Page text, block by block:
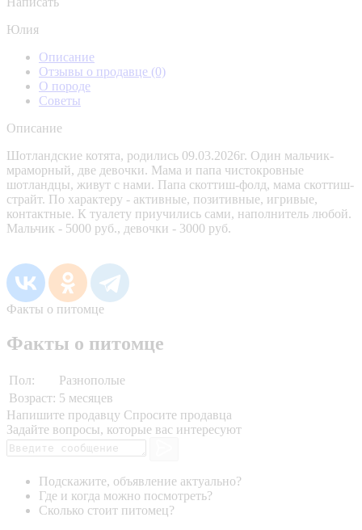
Юлия
Описание
Отзывы о продавце (0)
О породе
Советы
Описание
Шотландские котята, родились 09.03.2026г. Один мальчик-
мраморный, две девочки. Мама и папа чистокровные
шотландцы, живут с нами. Папа скоттиш-фолд, мама скоттиш-
страйт. По характеру - активные, позитивные, игривые,
контактные. К туалету приучились сами, наполнитель любой.
Мальчик - 5000 руб., девочки - 3000 руб.
Факты о питомце
Факты о питомце
Пол:
Разнополые
Возраст: 5 месяцев
Напишите продавцу Спросите продавца
Задайте вопросы, которые вас интересуют
Подскажите, объявление актуально?
Где и когда можно посмотреть?
Сколько стоит питомец?